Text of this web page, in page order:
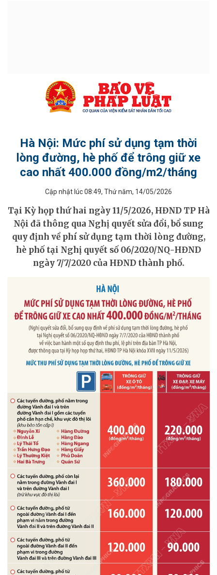
Hà Nội: Mức phí sử dụng tạm thời
lòng đường, hè phố để trông giữ xe
cao nhất 400.000 đồng/m2/tháng
Cập nhật lúc 08:49, Thứ năm, 14/05/2026
ĐỒ HỌA - INFOGRAPHIC
Tại Kỳ họp thứ hai ngày 11/5/2026, HĐND TP Hà
Nội đã thông qua Nghị quyết sửa đổi, bổ sung
quy định về phí sử dụng tạm thời lòng đường,
hè phố tại Nghị quyết số 06/2020/NQ-HĐND
ngày 7/7/2020 của HĐND thành phố.